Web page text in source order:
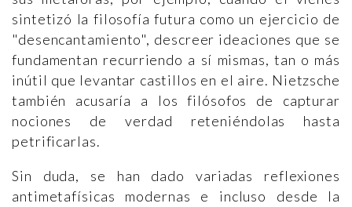
sintetizó la filosofía futura como un ejercicio de
"desencantamiento", descreer ideaciones que se
fundamentan recurriendo a sí mismas, tan o más
inútil que levantar castillos en el aire. Nietzsche
también acusaría a los filósofos de capturar
nociones de verdad reteniéndolas hasta
petrificarlas.
Sin duda, se han dado variadas reflexiones
antimetafísicas modernas e incluso desde la